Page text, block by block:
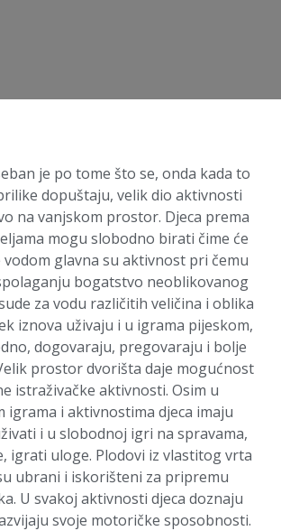
je po tome što se, onda kada to
dopuštaju, velik dio aktivnosti
na vanjskom prostor. Djeca prema
mogu slobodno birati čime će
vodom glavna su aktivnost pri čemu
bogatstvo neoblikovanog
za vodu različitih veličina i oblika
iznova uživaju i u igrama pijeskom,
dogovaraju, pregovaraju i bolje
prostor dvorišta daje mogućnost
istraživačke aktivnosti. Osim u
igrama i aktivnostima djeca imaju
i u slobodnoj igri na spravama,
igrati uloge. Plodovi iz vlastitog vrta
ubrani i iskorišteni za pripremu
U svakoj aktivnosti djeca doznaju
svoje motoričke sposobnosti.